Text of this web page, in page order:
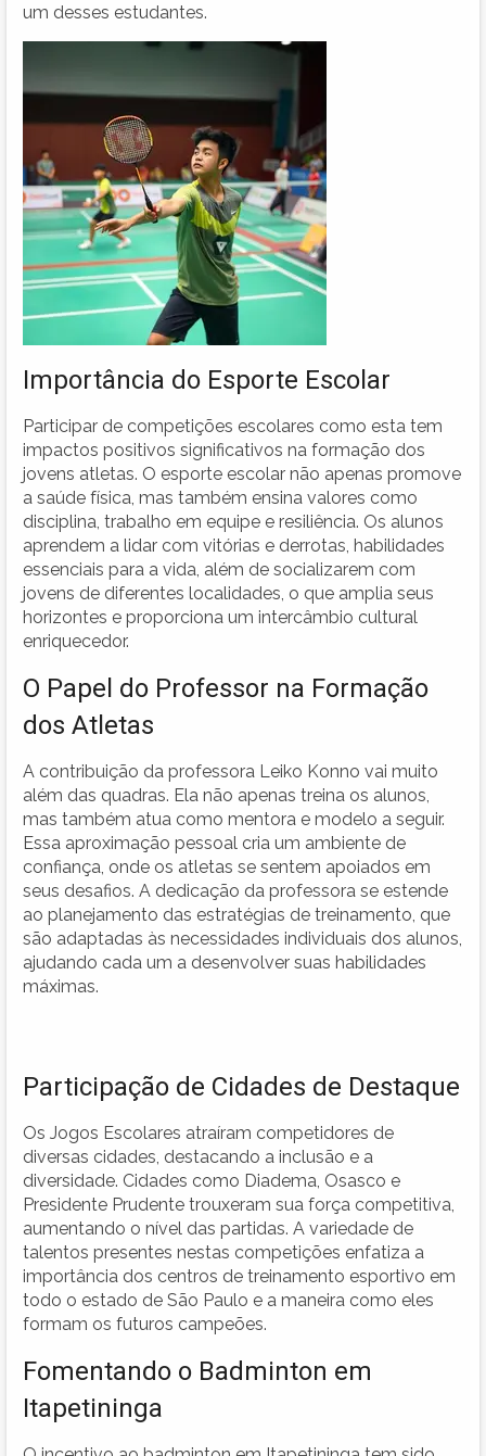
um desses estudantes.
Importância do Esporte Escolar
Participar de competições escolares como esta tem
impactos positivos significativos na formação dos
jovens atletas. O esporte escolar não apenas promove
a saúde física, mas também ensina valores como
disciplina, trabalho em equipe e resiliência. Os alunos
aprendem a lidar com vitórias e derrotas, habilidades
essenciais para a vida, além de socializarem com
jovens de diferentes localidades, o que amplia seus
horizontes e proporciona um intercâmbio cultural
enriquecedor.
O Papel do Professor na Formação
dos Atletas
A contribuição da professora Leiko Konno vai muito
além das quadras. Ela não apenas treina os alunos,
mas também atua como mentora e modelo a seguir.
Essa aproximação pessoal cria um ambiente de
confiança, onde os atletas se sentem apoiados em
seus desafios. A dedicação da professora se estende
ao planejamento das estratégias de treinamento, que
são adaptadas às necessidades individuais dos alunos,
ajudando cada um a desenvolver suas habilidades
máximas.
Participação de Cidades de Destaque
Os Jogos Escolares atraíram competidores de
diversas cidades, destacando a inclusão e a
diversidade. Cidades como Diadema, Osasco e
Presidente Prudente trouxeram sua força competitiva,
aumentando o nível das partidas. A variedade de
talentos presentes nestas competições enfatiza a
importância dos centros de treinamento esportivo em
todo o estado de São Paulo e a maneira como eles
formam os futuros campeões.
Fomentando o Badminton em
Itapetininga